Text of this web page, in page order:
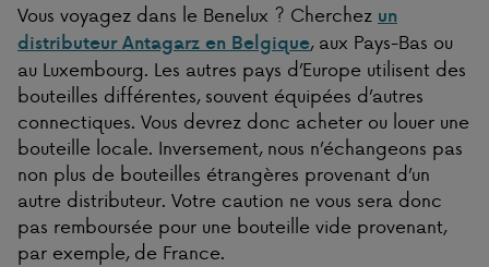
Vous voyagez dans le Benelux ? Cherchez un
distributeur Antagarz en Belgique, aux Pays-Bas ou
au Luxembourg. Les autres pays d’Europe utilisent des
bouteilles différentes, souvent équipées d’autres
connectiques. Vous devrez donc acheter ou louer une
bouteille locale. Inversement, nous n’échangeons pas
non plus de bouteilles étrangères provenant d’un
autre distributeur. Votre caution ne vous sera donc
pas remboursée pour une bouteille vide provenant,
par exemple, de France.